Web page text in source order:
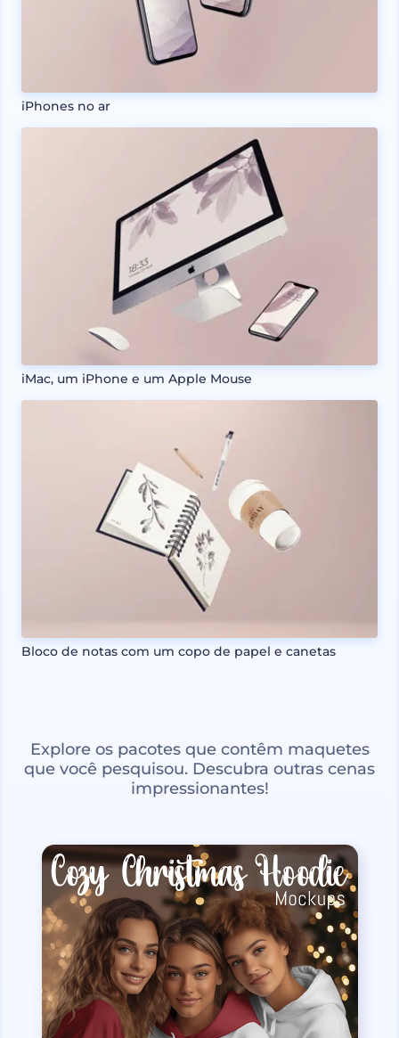
iPhones no ar
iMac, um iPhone e um Apple Mouse
Bloco de notas com um copo de papel e canetas
Explore os pacotes que contêm maquetes
que você pesquisou. Descubra outras cenas
impressionantes!